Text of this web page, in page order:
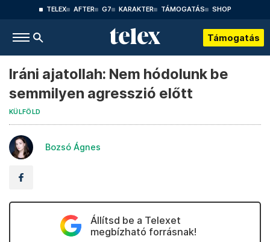
TELEX AFTER G7 KARAKTER TÁMOGATÁS SHOP
Támogatás
Iráni ajatollah: Nem hódolunk be
semmilyen agresszió előtt
KÜLFÖLD
Bozsó Ágnes
Állítsd be a Telexet
megbízható forrásnak!